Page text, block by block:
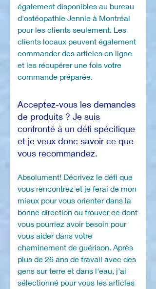
également disponibles au bureau
d'ostéopathie Jennie à Montréal
pour les clients seulement. Les
clients locaux peuvent également
commander des articles en ligne
et les récupérer une fois votre
commande préparée.
Acceptez-vous les demandes
de produits ? Je suis
confronté à un défi spécifique
et je veux donc savoir ce que
vous recommandez.
Absolument! Décrivez le défi que
vous rencontrez et je ferai de mon
mieux pour vous orienter dans la
bonne direction ou trouver ce dont
vous pourriez avoir besoin pour
vous aider dans votre
cheminement de guérison. Après
plus de 26 ans de travail avec des
gens sur terre et dans l'eau, j'ai
sélectionné pour vous les articles